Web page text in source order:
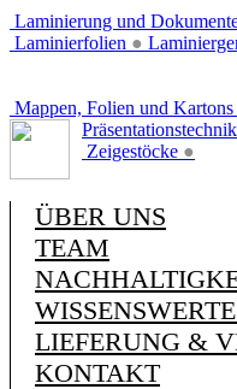
Laminierung und
Laminierfolien ●
Mappen, Folien und Kartons
Präsentationstechnik
Zeigestöcke ●
ÜBER UNS
TEAM
LIEFERUNG &
KONTAKT